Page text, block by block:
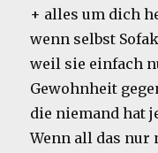
+ alles um dich
wenn selbst
weil sie einfach
Gewohnheit
die niemand hat
Wenn all das nur